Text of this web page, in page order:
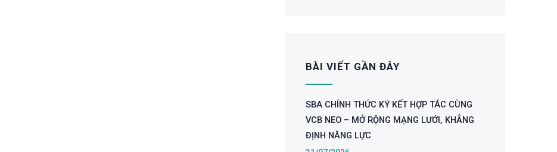
BÀI VIẾT GẦN ĐÂY
SBA CHÍNH THỨC KÝ KẾT HỢP TÁC CÙNG
VCB NEO – MỞ RỘNG MẠNG LƯỚI, KHẲNG
ĐỊNH NĂNG LỰC